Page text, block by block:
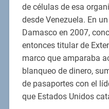
de células de esa
desde Venezuela. En
Damasco en 2007,
entonces titular de
marco que amparaba
blanqueo de dinero,
de pasaportes con el
que Estados Unidos